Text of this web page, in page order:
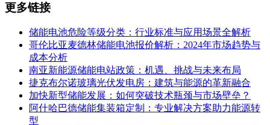
更多链接
储能电池危险等级分类：行业标准与应用场景全解析
哥伦比亚麦德林储能电池报价解析：2024年市场趋势与
成本分析
南亚新能源储能电站政策：机遇、挑战与未来布局
捷克布尔诺玻璃光伏发电房：建筑与能源的革新融合
加快新型储能发展：如何突破技术瓶颈与市场壁垒？
阿什哈巴德储能集装箱定制：专业解决方案助力能源转
型